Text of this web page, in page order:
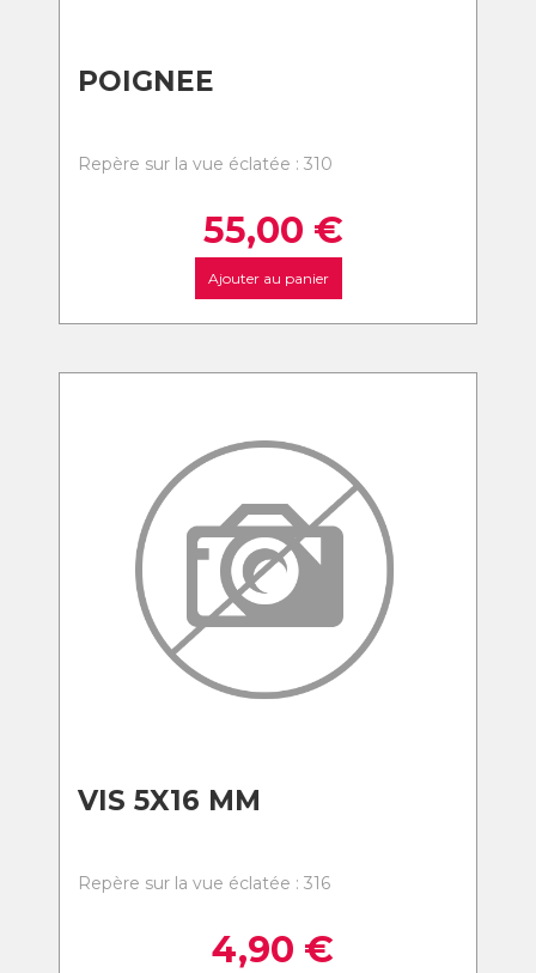
POIGNEE
Repère sur la vue éclatée : 310
55,00 €
Ajouter au panier
VIS 5X16 MM
Repère sur la vue éclatée : 316
4,90 €